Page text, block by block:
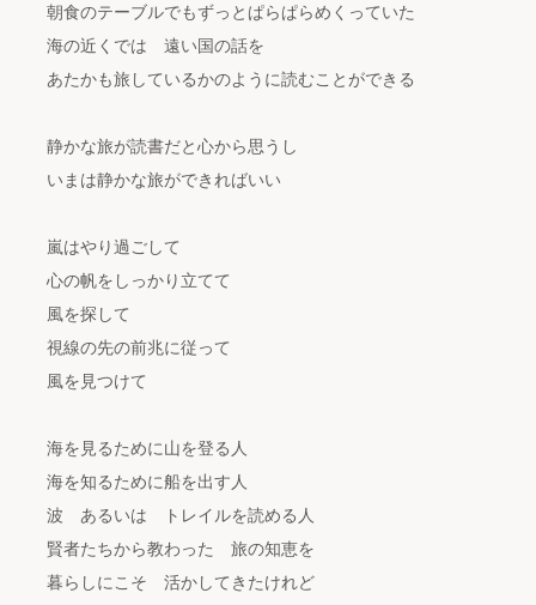
朝食のテーブルでもずっとぱらぱらめくっていた
海の近くでは 遠い国の話を
あたかも旅しているかのように読むことができる
静かな旅が読書だと心から思うし
いまは静かな旅ができればいい
嵐はやり過ごして
心の帆をしっかり立てて
風を探して
視線の先の前兆に従って
風を見つけて
海を見るために山を登る人
海を知るために船を出す人
波 あるいは トレイルを読める人
賢者たちから教わった 旅の知恵を
暮らしにこそ 活かしてきたけれど